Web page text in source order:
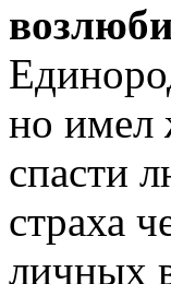
но имел
спасти
страха
личных